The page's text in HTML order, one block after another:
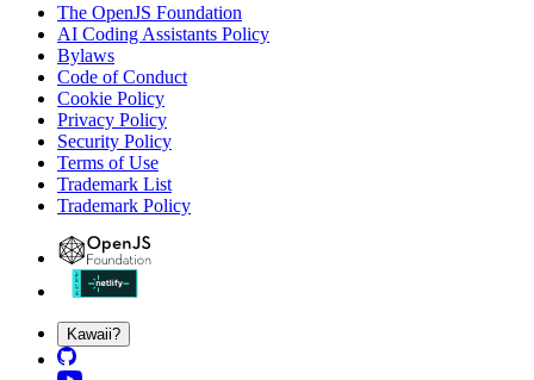
The OpenJS Foundation
AI Coding Assistants Policy
Bylaws
Code of Conduct
Cookie Policy
Privacy Policy
Security Policy
Terms of Use
Trademark List
Trademark Policy
Kawaii?